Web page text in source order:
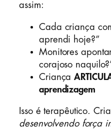
assim:
Cada criança
aprendi hoje?”
Monitores
corajoso
Criança
aprendizagem
Isso é terapêutico.
desenvolvendo força